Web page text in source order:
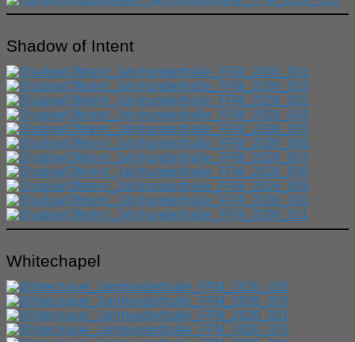
Shadow of Intent
Whitechapel